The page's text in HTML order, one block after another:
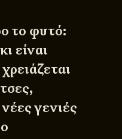
το φυτό:
είναι
γενιές